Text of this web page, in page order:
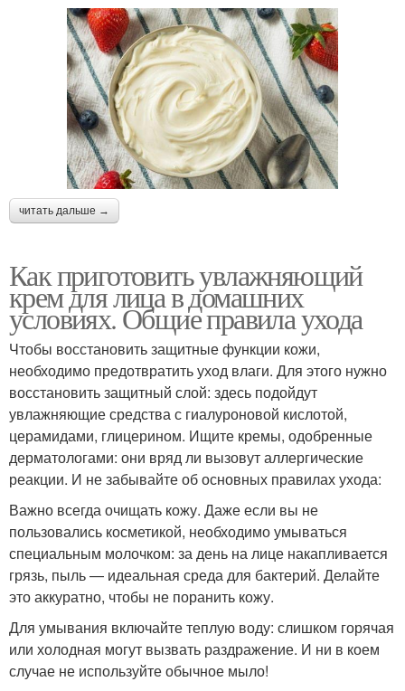
читать дальше →
Как приготовить увлажняющий
крем для лица в домашних
условиях. Общие правила ухода
Чтобы восстановить защитные функции кожи,
необходимо предотвратить уход влаги. Для этого нужно
восстановить защитный слой: здесь подойдут
увлажняющие средства с гиалуроновой кислотой,
церамидами, глицерином. Ищите кремы, одобренные
дерматологами: они вряд ли вызовут аллергические
реакции. И не забывайте об основных правилах ухода:
Важно всегда очищать кожу. Даже если вы не
пользовались косметикой, необходимо умываться
специальным молочком: за день на лице накапливается
грязь, пыль — идеальная среда для бактерий. Делайте
это аккуратно, чтобы не поранить кожу.
Для умывания включайте теплую воду: слишком горячая
или холодная могут вызвать раздражение. И ни в коем
случае не используйте обычное мыло!